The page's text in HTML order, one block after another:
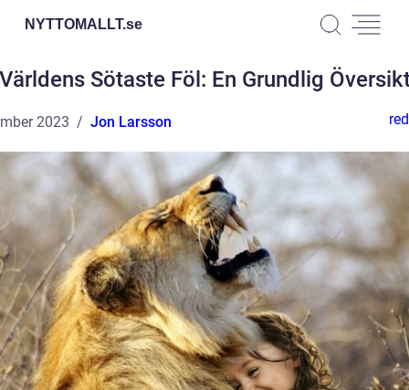
NYTTOMALLT.se
Sötaste Föl: En Grundlig
2023 Jon Larsson